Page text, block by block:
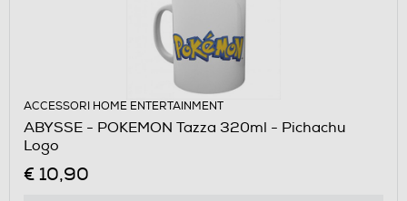
ACCESSORI HOME ENTERTAINMENT
ABYSSE - POKEMON Tazza 320ml - Pichachu
Logo
€ 10,90